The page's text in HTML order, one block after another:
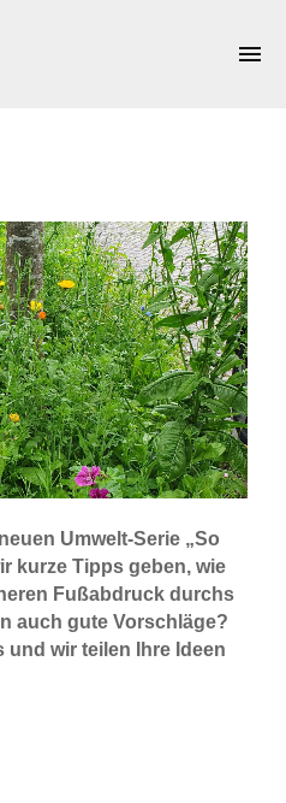
menu
Umwelt-Serie „So
kurze Tipps geben, wie
Fußabdruck durchs
auch gute Vorschläge?
und wir teilen Ihre Ideen